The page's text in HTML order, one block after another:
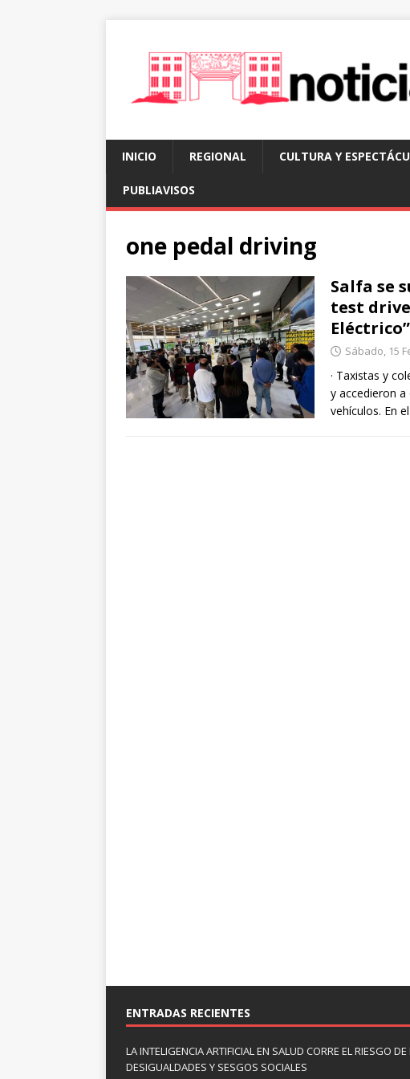
INICIO REGIONAL CULTURA Y
PUBLIAVISOS
one pedal driving
Salfa se
test
Sábado, 15
· Taxistas y
y accedieron
vehículos. En
ENTRADAS RECIENTES
LA INTELIGENCIA ARTIFICIAL EN SALUD CORRE EL RIESGO
DESIGUALDADES Y SESGOS SOCIALES